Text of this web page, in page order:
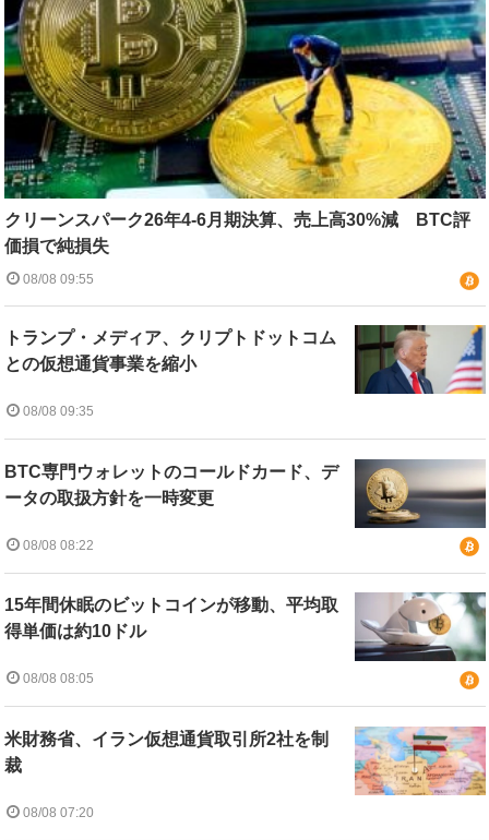
クリーンスパーク26年4-6月期決算、売上高30%減 BTC評
価損で純損失
08/08 09:55
トランプ・メディア、クリプトドットコム
との仮想通貨事業を縮小
08/08 09:35
BTC専門ウォレットのコールドカード、デ
ータの取扱方針を一時変更
08/08 08:22
15年間休眠のビットコインが移動、平均取
得単価は約10ドル
08/08 08:05
米財務省、イラン仮想通貨取引所2社を制
裁
08/08 07:20